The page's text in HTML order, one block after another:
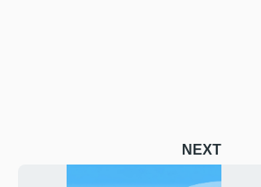
NEXT